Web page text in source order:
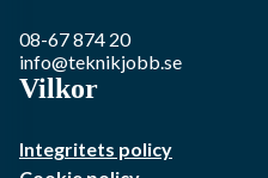
08-67 874 20
info@teknikjobb.se
Vilkor
Integritets policy